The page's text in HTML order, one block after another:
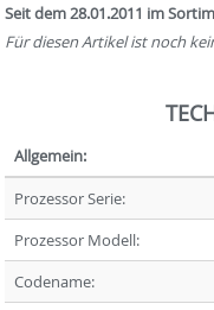
Seit dem 28.01.2011 im
Für diesen Artikel ist noch
Allgemein:
Prozessor Serie:
Prozessor Modell:
Codename: